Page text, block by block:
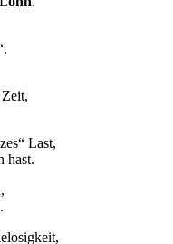
Last,
hast.